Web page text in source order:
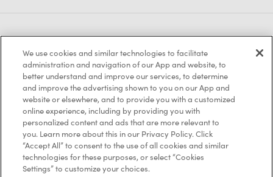
Franchisage
Investisseurs
Communiquer avec nous
Foire aux questions
Politique de confidentialité
We use cookies and similar technologies to facilitate
administration and navigation of our App and website, to
better understand and improve our services, to determine
and improve the advertising shown to you on our App and
website or elsewhere, and to provide you with a customized
online experience, including by providing you with
personalized content and ads that are more relevant to
you. Learn more about this in our Privacy Policy. Click
“Accept All” to consent to the use of all cookies and similar
technologies for these purposes, or select “Cookies
Settings” to customize your choices.